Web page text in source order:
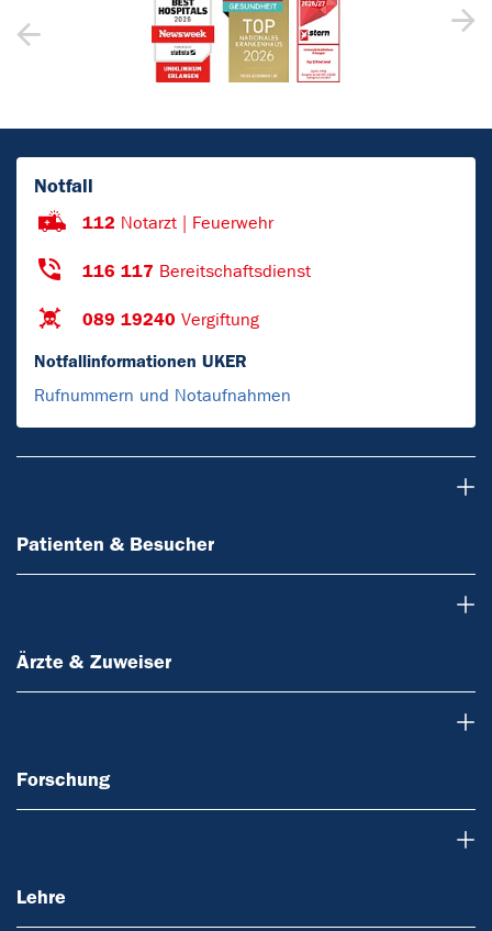
Notfall
112 Notarzt | Feuerwehr
116 117 Bereitschaftsdienst
089 19240 Vergiftung
Notfallinformationen UKER
Rufnummern und Notaufnahmen
Patienten & Besucher
Ärzte & Zuweiser
Forschung
Lehre